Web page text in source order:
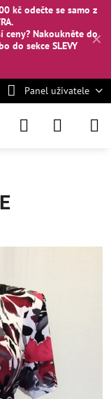
✕
kč odečte se samo z
ceny? Nakoukněte do
do sekce SLEVY
Panel uživatele